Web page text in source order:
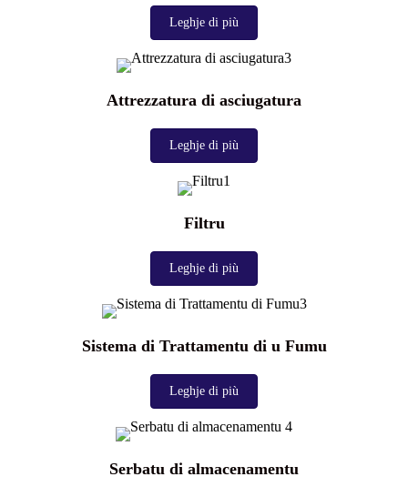
Leghje di più
Attrezzatura di asciugatura
Leghje di più
Filtru
Leghje di più
Sistema di Trattamentu di u Fumu
Leghje di più
Serbatu di almacenamentu